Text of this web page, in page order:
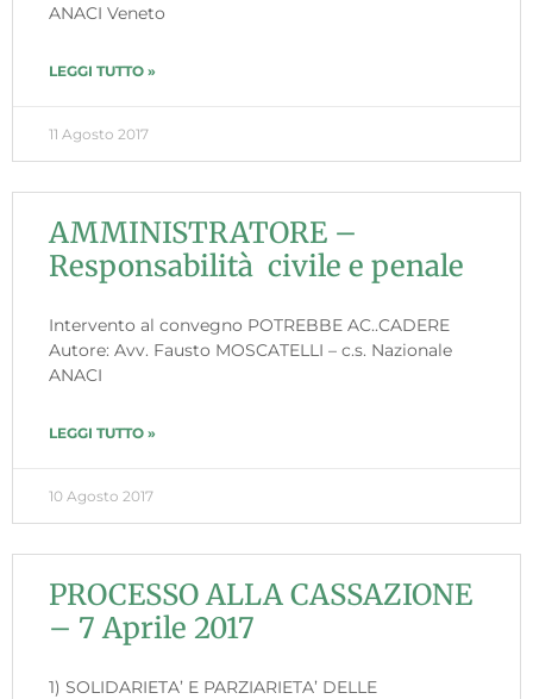
ANACI Veneto
LEGGI TUTTO »
11 Agosto 2017
AMMINISTRATORE –
Responsabilità civile e penale
Intervento al convegno POTREBBE AC..CADERE
Autore: Avv. Fausto MOSCATELLI – c.s. Nazionale
ANACI
LEGGI TUTTO »
10 Agosto 2017
PROCESSO ALLA CASSAZIONE
– 7 Aprile 2017
1) SOLIDARIETA’ E PARZIARIETA’ DELLE